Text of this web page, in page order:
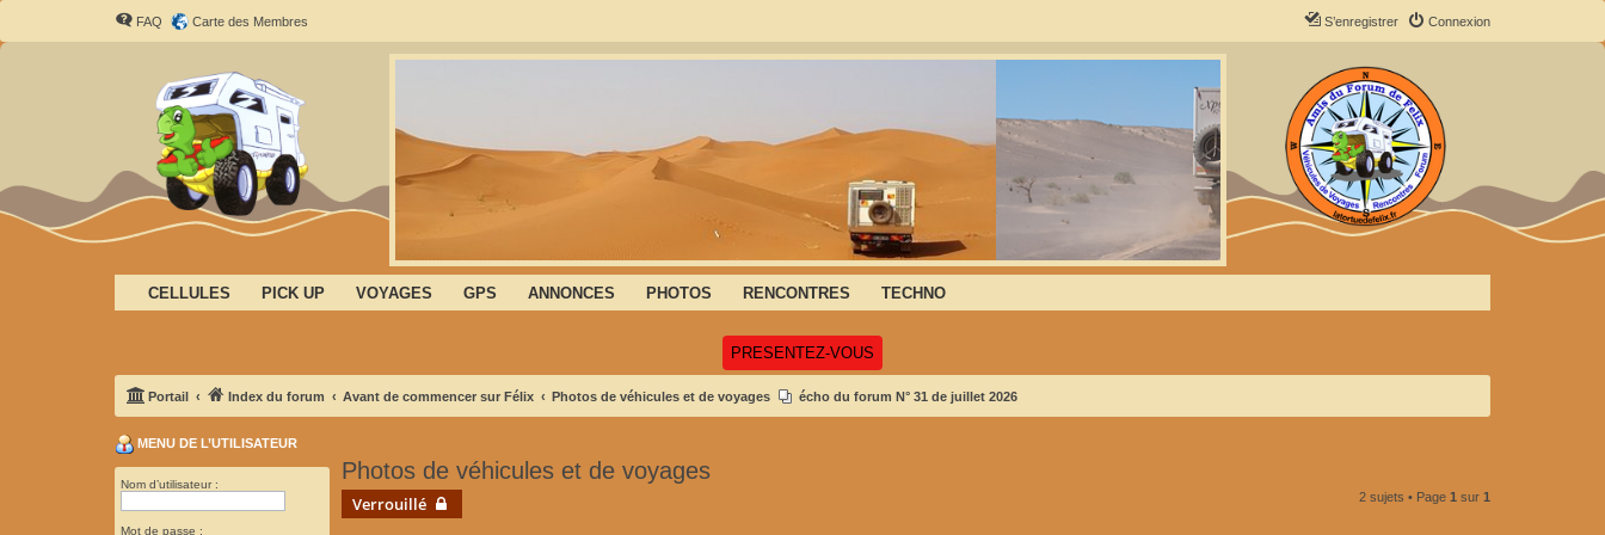
FAQ Carte des Membres Connexion
S’enregistrer
CELLULES PICK UP VOYAGES GPS ANNONCES PHOTOS RENCONTRES TECHNO
PRESENTEZ-VOUS
Portail Index du forum Avant de commencer sur Félix Photos de véhicules et de voyages écho du forum N° 31 de juillet 2026
Photos de véhicules et de voyages
Verrouillé 2 sujets • Page 1 sur 1
MENU DE L’UTILISATEUR
Nom d’utilisateur :
Mot de passe :